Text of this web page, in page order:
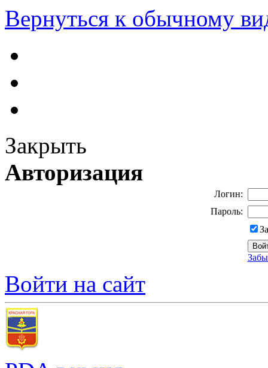
Вернуться к обычному
Закрыть
Авторизация
Логин:
Пароль:
Войти на сайт